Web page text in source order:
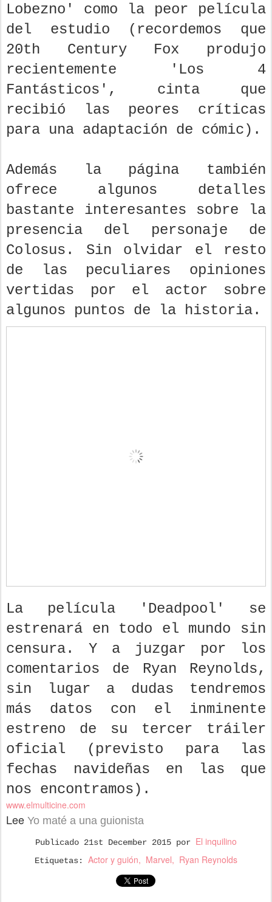
Lobezno' como la peor película
del estudio (recordemos que
20th Century Fox produjo
recientemente 'Los 4
Fantásticos', cinta que
recibió las peores críticas
para una adaptación de cómic).
Además la página también
ofrece algunos detalles
bastante interesantes sobre la
presencia del personaje de
Colosus. Sin olvidar el resto
de las peculiares opiniones
vertidas por el actor sobre
algunos puntos de la historia.
La película 'Deadpool' se
estrenará en todo el mundo sin
censura. Y a juzgar por los
comentarios de Ryan Reynolds,
sin lugar a dudas tendremos
más datos con el inminente
estreno de su tercer tráiler
oficial (previsto para las
fechas navideñas en las que
nos encontramos).
www.elmulticine.com
Lee Yo maté a una guionista
Publicado 21st December 2015 por El inquilino
Etiquetas: Actor y guión Marvel Ryan Reynolds